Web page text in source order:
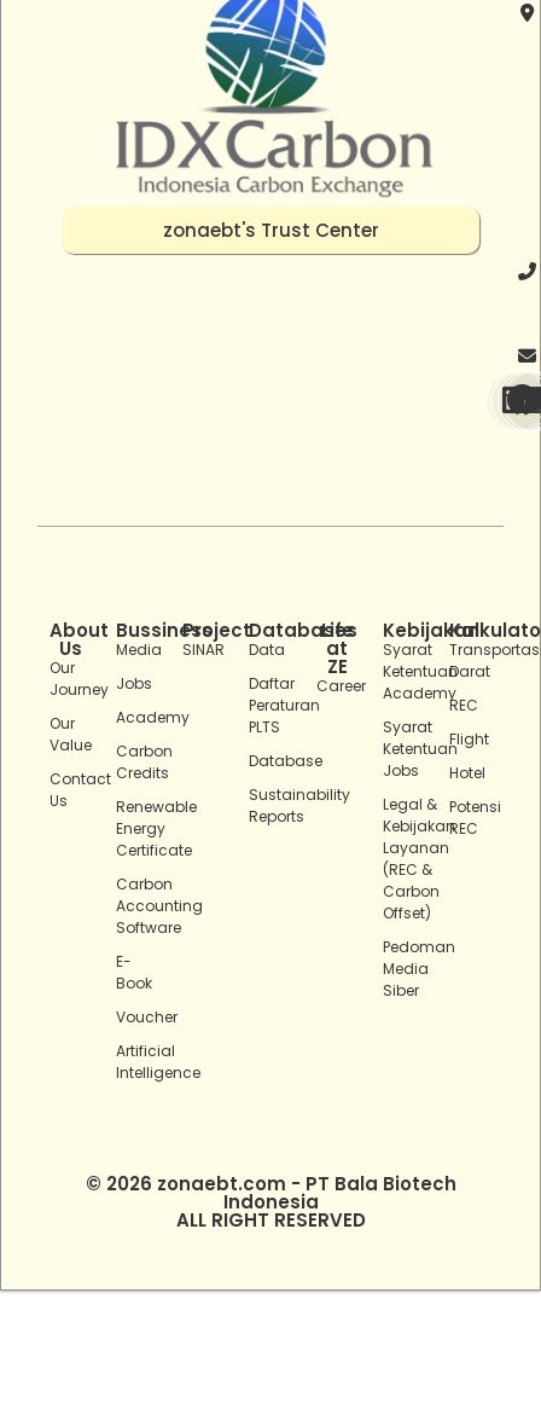
zonaebt's Trust Center
About
Us
Our
Journey
Our
Value
Contact
Us
Bussiness
Media
Jobs
Academy
Carbon
Credits
Renewable
Energy
Certificate
Carbon
Accounting
Software
E-
Book
Voucher
Artificial
Intelligence
Project
SINAR
Databases
Data
Daftar
Peraturan
PLTS
Database
Sustainability
Reports
Life
at
ZE
Career
Kebijakan
Syarat
Ketentuan
Academy
Syarat
Ketentuan
Jobs
Legal &
Kebijakan
Layanan
(REC &
Carbon
Offset)
Pedoman
Media
Siber
Darat
REC
Flight
Hotel
Potensi
REC
© 2026 zonaebt.com - PT Bala Biotech
Indonesia
ALL RIGHT RESERVED